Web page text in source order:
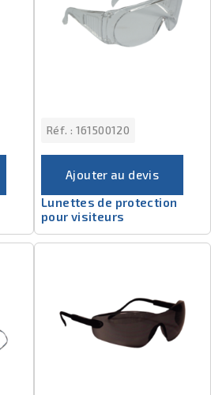
Réf. : 161500120
Ajouter au devis
Lunettes de protection
pour visiteurs